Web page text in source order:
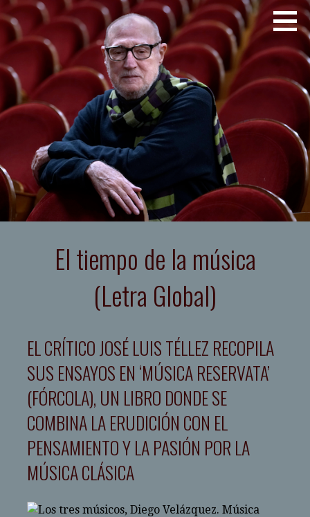
Saltar
al
contenido
JOSE LUIS TELLEZ
El tiempo de la música
(Letra Global)
EL CRÍTICO JOSÉ LUIS TÉLLEZ RECOPILA
SUS ENSAYOS EN ‘MÚSICA RESERVATA’
(FÓRCOLA), UN LIBRO DONDE SE
COMBINA LA ERUDICIÓN CON EL
PENSAMIENTO Y LA PASIÓN POR LA
MÚSICA CLÁSICA